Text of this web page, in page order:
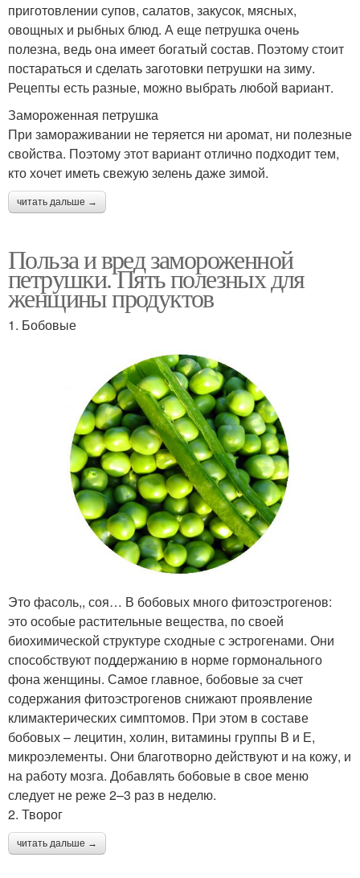
приготовлении супов, салатов, закусок, мясных,
овощных и рыбных блюд. А еще петрушка очень
полезна, ведь она имеет богатый состав. Поэтому стоит
постараться и сделать заготовки петрушки на зиму.
Рецепты есть разные, можно выбрать любой вариант.
Замороженная петрушка
При замораживании не теряется ни аромат, ни полезные
свойства. Поэтому этот вариант отлично подходит тем,
кто хочет иметь свежую зелень даже зимой.
читать дальше →
Польза и вред замороженной
петрушки. Пять полезных для
женщины продуктов
1. Бобовые
Это фасоль,, соя… В бобовых много фитоэстрогенов:
это особые растительные вещества, по своей
биохимической структуре сходные с эстрогенами. Они
способствуют поддержанию в норме гормонального
фона женщины. Самое главное, бобовые за счет
содержания фитоэстрогенов снижают проявление
климактерических симптомов. При этом в составе
бобовых – лецитин, холин, витамины группы В и Е,
микроэлементы. Они благотворно действуют и на кожу, и
на работу мозга. Добавлять бобовые в свое меню
следует не реже 2–3 раз в неделю.
2. Творог
читать дальше →